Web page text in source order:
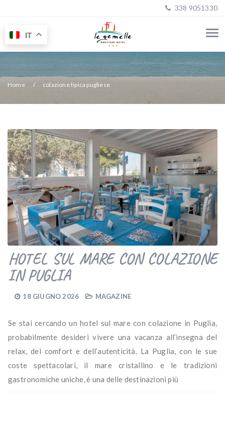
338 9051330
Home colazione tipica pugliese
HOTEL SUL MARE CON COLAZIONE
IN PUGLIA
18 GIUGNO 2026 MAGAZINE
Se stai cercando un hotel sul mare con colazione in Puglia,
probabilmente desideri vivere una vacanza all’insegna del
relax, del comfort e dell’autenticità. La Puglia, con le sue
coste spettacolari, il mare cristallino e le tradizioni
gastronomiche uniche, è una delle destinazioni più
IT